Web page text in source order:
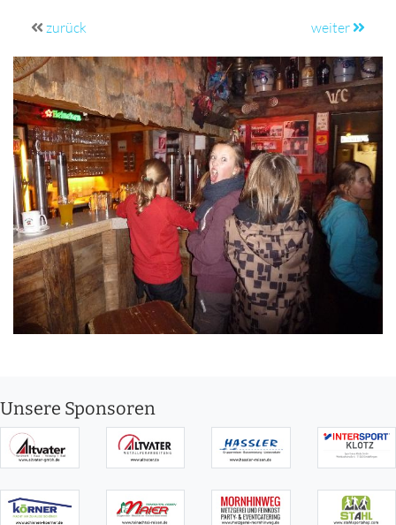
zurück weiter
Unsere Sponsoren